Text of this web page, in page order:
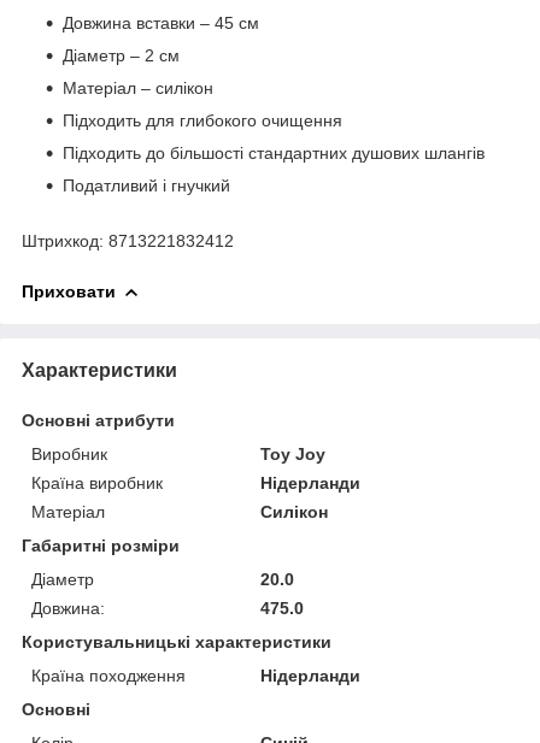
Довжина вставки – 45 см
Діаметр – 2 см
Матеріал – силікон
Підходить для глибокого очищення
Підходить до більшості стандартних душових шлангів
Податливий і гнучкий
Штрихкод: 8713221832412
Приховати
Характеристики
Основні атрибути
Виробник
Toy Joy
Країна виробник
Нідерланди
Матеріал
Силікон
Габаритні розміри
Діаметр
20.0
Довжина:
475.0
Користувальницькі характеристики
Країна походження
Нідерланди
Основні